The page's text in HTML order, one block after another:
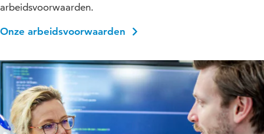
arbeidsvoorwaarden.
Onze arbeidsvoorwaarden